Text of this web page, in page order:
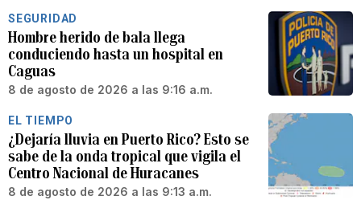
SEGURIDAD
Hombre herido de bala llega
conduciendo hasta un hospital en
Caguas
8 de agosto de 2026 a las 9:16 a.m.
EL TIEMPO
¿Dejaría lluvia en Puerto Rico? Esto se
sabe de la onda tropical que vigila el
Centro Nacional de Huracanes
8 de agosto de 2026 a las 9:13 a.m.